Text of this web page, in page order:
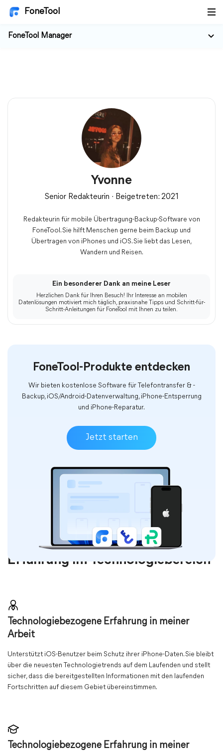
FoneTool
FoneTool Manager
Yvonne
Senior Redakteurin · Beigetreten: 2021
Redakteurin für mobile Übertragung-Backup-Software von
FoneTool. Sie hilft Menschen gerne beim Backup und
Übertragen von iPhones und iOS. Sie liebt das Lesen,
Wandern und Reisen.
Ein besonderer Dank an meine Leser
Herzlichen Dank für Ihren Besuch! Ihr Interesse an mobilen
Datenlösungen motiviert mich täglich, praxisnahe Tipps und Schritt-für-
Schritt-Anleitungen für FoneTool mit Ihnen zu teilen.
FoneTool-Produkte entdecken
Wir bieten kostenlose Software für Telefontransfer & -
Backup, iOS/Android-Datenverwaltung, iPhone-Entsperrung
und iPhone-Reparatur.
Jetzt starten
Erfahrung im Technologiebereich
Technologiebezogene Erfahrung in meiner
Arbeit
Unterstützt iOS-Benutzer beim Schutz ihrer iPhone-Daten. Sie bleibt
über die neuesten Technologietrends auf dem Laufenden und stellt
sicher, dass die bereitgestellten Informationen mit den laufenden
Fortschritten auf diesem Gebiet übereinstimmen.
Technologiebezogene Erfahrung in meiner